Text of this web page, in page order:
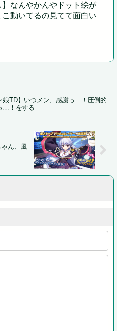
】なんやかんやドット絵が
こ動いてるの見てて面白い
娘TD】いつメン、感謝っ…！圧倒的
…！をする
ゃん、風